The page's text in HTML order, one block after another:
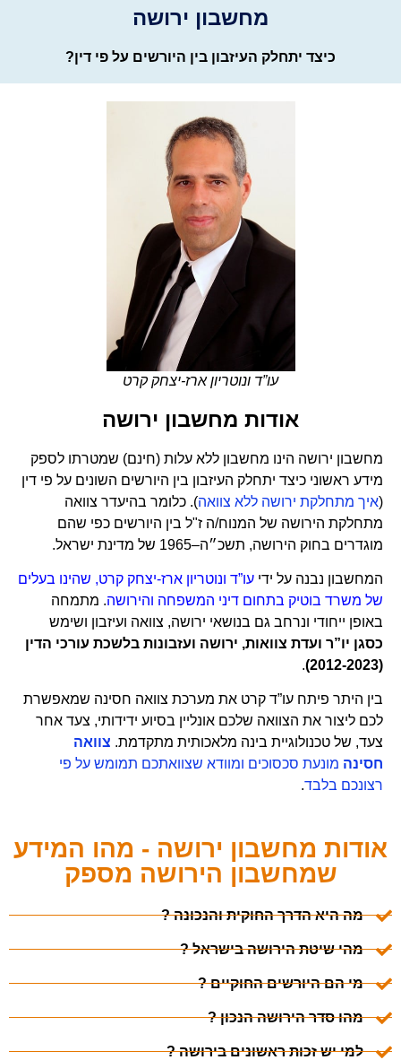
מחשבון ירושה
כיצד יתחלק העיזבון בין היורשים על פי דין?
עו”ד ונוטריון ארז-יצחק קרט
אודות מחשבון ירושה
מחשבון ירושה הינו מחשבון ללא עלות (חינם) שמטרתו לספק
מידע ראשוני כיצד יתחלק העיזבון בין היורשים השונים על פי דין
(איך מתחלקת ירושה ללא צוואה). כלומר בהיעדר צוואה
מתחלקת הירושה של המנוח/ה ז"ל בין היורשים כפי שהם
מוגדרים בחוק הירושה, תשכ״ה–1965 של מדינת ישראל.
המחשבון נבנה על ידי עו”ד ונוטריון ארז-יצחק קרט, שהינו בעלים
של משרד בוטיק בתחום דיני המשפחה והירושה. מתמחה
באופן ייחודי ונרחב גם בנושאי ירושה, צוואה ועיזבון ושימש
כסגן יו”ר ועדת צוואות, ירושה ועזבונות בלשכת עורכי הדין
(2012-2023)
.
בין היתר פיתח עו”ד קרט את מערכת צוואה חסינה שמאפשרת
לכם ליצור את הצוואה שלכם אונליין בסיוע ידידותי, צעד אחר
צעד, של טכנולוגיית בינה מלאכותית מתקדמת. צוואה
חסינה מונעת סכסוכים ומוודא שצוואתכם תמומש על פי
רצונכם בלבד.
אודות מחשבון ירושה - מהו המידע
שמחשבון הירושה מספק
מה היא הדרך החוקית והנכונה ?
מהי שיטת הירושה בישראל ?
מי הם היורשים החוקיים ?
מהו סדר הירושה הנכון ?
למי יש זכות ראשונים בירושה ?